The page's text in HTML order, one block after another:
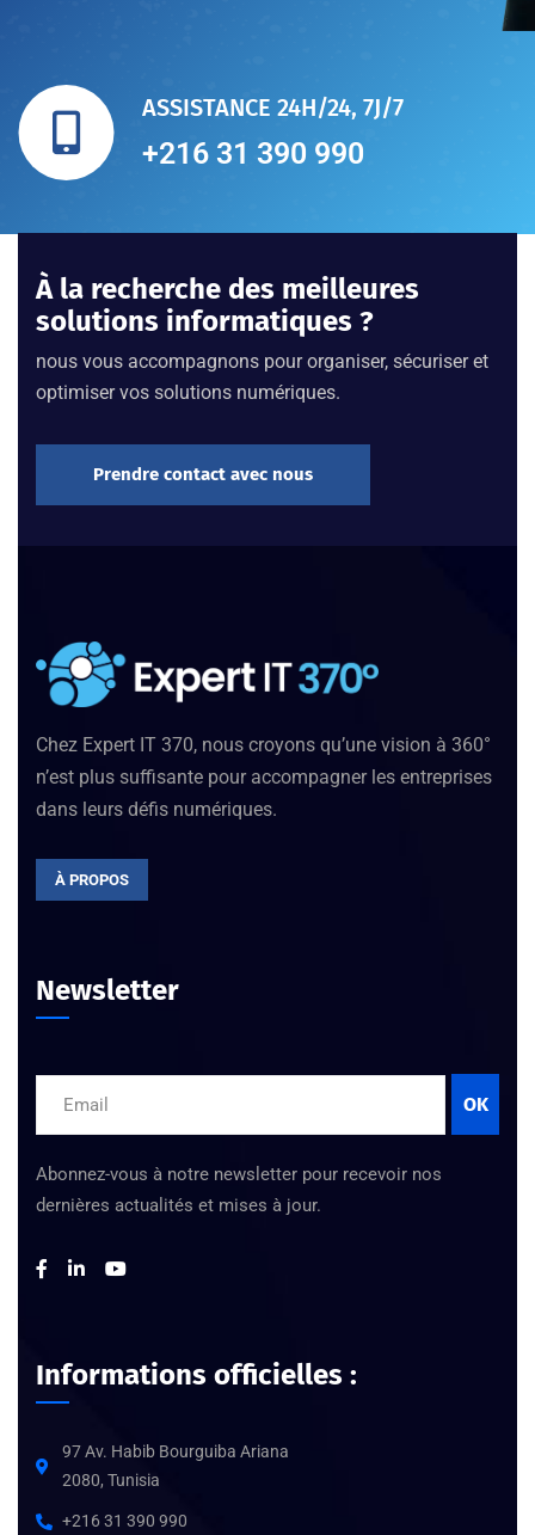
ASSISTANCE 24H/24, 7J/7
+216 31 390 990
À la recherche des meilleures
solutions informatiques ?
nous vous accompagnons pour organiser, sécuriser et
optimiser vos solutions numériques.
Prendre contact avec nous
Chez Expert IT 370, nous croyons qu’une vision à 360°
n’est plus suffisante pour accompagner les entreprises
dans leurs défis numériques.
À PROPOS
Newsletter
OK
Abonnez-vous à notre newsletter pour recevoir nos
dernières actualités et mises à jour.
Informations officielles :
97 Av. Habib Bourguiba Ariana
2080, Tunisia
+216 31 390 990